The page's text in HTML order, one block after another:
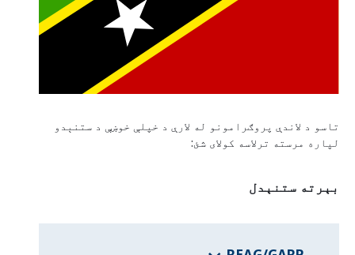
د فدرالي ایالتونو برنامې
د هيواد معلومات
تاسو د لاندې پروګرامونو له لارې د خپلې خوښې د ستنېدو
لپاره مرسته ترلاسه کولای شئ:
بېرته ستنېدل